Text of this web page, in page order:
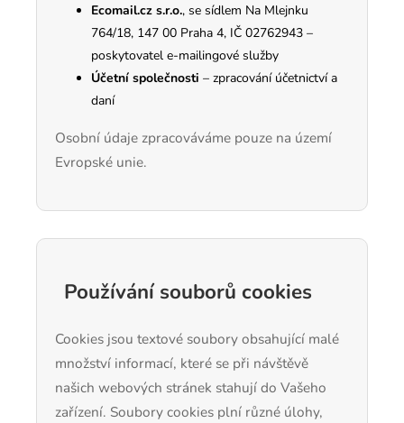
Ecomail.cz s.r.o., se sídlem Na Mlejnku
764/18, 147 00 Praha 4, IČ 02762943 –
poskytovatel e-mailingové služby
Účetní společnosti – zpracování účetnictví a
daní
Osobní údaje zpracováváme pouze na území
Evropské unie.
Používání souborů cookies
Cookies jsou textové soubory obsahující malé
množství informací, které se při návštěvě
našich webových stránek stahují do Vašeho
zařízení. Soubory cookies plní různé úlohy,